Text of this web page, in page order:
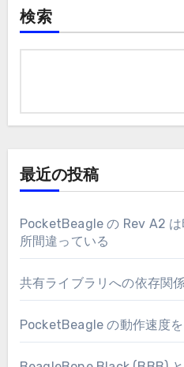
検索
最近の投稿
PocketBeagle の Rev A2 は
所間違っている
共有ライブラリへの依存関
PocketBeagle の動作速度